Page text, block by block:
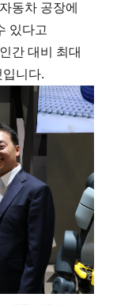
동차 공장에
있다고
간 대비 최대
니다.